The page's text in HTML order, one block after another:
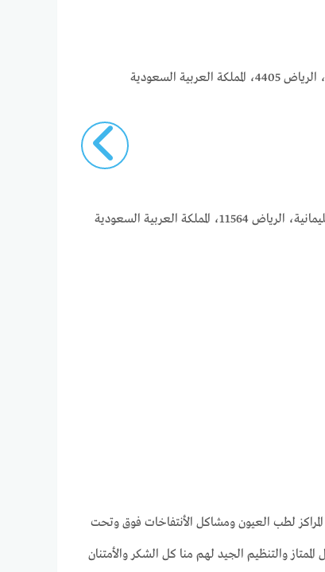
العربية السعودية
لطب العيون ومشاكل الأنتفاخات فوق وتحت
والتنظيم الجيد لهم منا كل الشكر والأمتنان